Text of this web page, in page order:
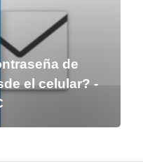
de
el celular? -